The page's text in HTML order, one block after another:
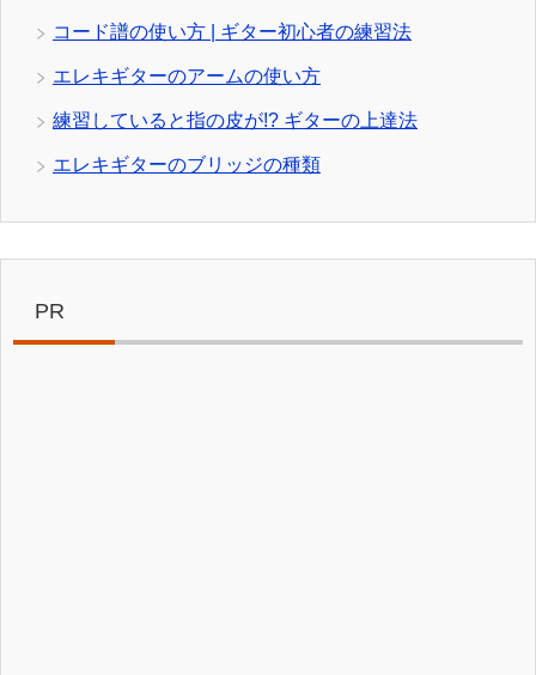
コード譜の使い方 | ギター初心者の練習法
エレキギターのアームの使い方
練習していると指の皮が!? ギターの上達法
エレキギターのブリッジの種類
PR